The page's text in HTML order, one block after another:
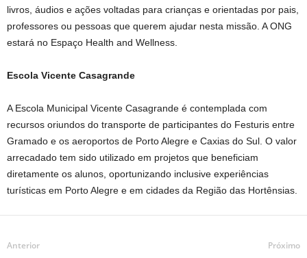
livros, áudios e ações voltadas para crianças e orientadas por pais,
professores ou pessoas que querem ajudar nesta missão. A ONG
estará no Espaço Health and Wellness.
Escola Vicente Casagrande
A Escola Municipal Vicente Casagrande é contemplada com
recursos oriundos do transporte de participantes do Festuris entre
Gramado e os aeroportos de Porto Alegre e Caxias do Sul. O valor
arrecadado tem sido utilizado em projetos que beneficiam
diretamente os alunos, oportunizando inclusive experiências
turísticas em Porto Alegre e em cidades da Região das Hortênsias.
Anterior Próximo